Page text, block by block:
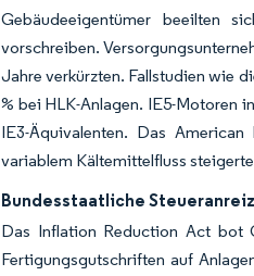
Gebäudeeigentümer beeilten
vorschreiben.
Jahre verkürzten. Fallstudien wie
% bei HLK-Anlagen. IE5-Motoren
IE3-Äquivalenten. Das
variablem Kältemittelfluss
Bundesstaatliche
Das Inflation Reduction Act bot
Fertigungsgutschriften auf